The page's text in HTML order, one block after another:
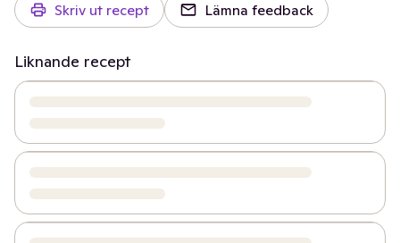
Skriv ut recept Lämna feedback
Liknande recept